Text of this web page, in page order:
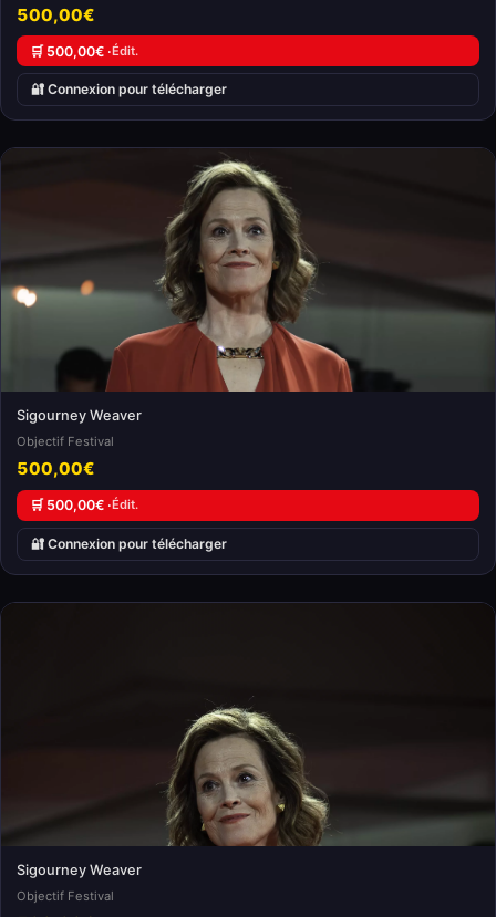
500,00€
🛒 500,00€ ·Édit.
🔐 Connexion pour télécharger
Sigourney Weaver
Objectif Festival
500,00€
🛒 500,00€ ·Édit.
🔐 Connexion pour télécharger
Sigourney Weaver
Objectif Festival